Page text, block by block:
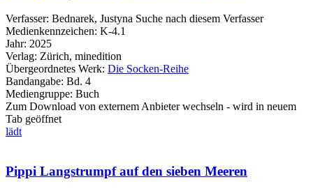
Verfasser: Bednarek, Justyna Suche nach diesem Verfasser
Medienkennzeichen: K-4.1
Jahr: 2025
Verlag: Zürich, minedition
Übergeordnetes Werk: Die Socken-Reihe
Bandangabe: Bd. 4
Mediengruppe: Buch
Zum Download von externem Anbieter wechseln - wird in neuem
Tab geöffnet
lädt
Pippi Langstrumpf auf den sieben Meeren